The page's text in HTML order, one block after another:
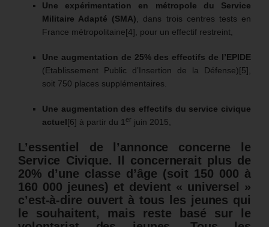
Une expérimentation en métropole du Service
Militaire Adapté (SMA) , dans trois centres tests en
France métropolitaine[4], pour un effectif restreint,
Une augmentation de 25% des effectifs de l’EPIDE
(Etablissement Public d’Insertion de la Défense)[5],
soit 750 places supplémentaires.
Une augmentation des effectifs du service civique
actuel[6] à partir du 1 er juin 2015,
L’essentiel de l’annonce concerne le
Service Civique. Il concernerait plus de
20% d’une classe d’âge (soit 150 000 à
160 000 jeunes) et devient « universel »
c’est-à-dire ouvert à tous les jeunes qui
le souhaitent, mais reste basé sur le